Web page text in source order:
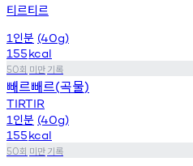
티르티르
1 인분 (40g)
155kcal
50회 미만기록
빼르빼르(곡물)
TIRTIR
1 인분 (40g)
155kcal
50회 미만기록